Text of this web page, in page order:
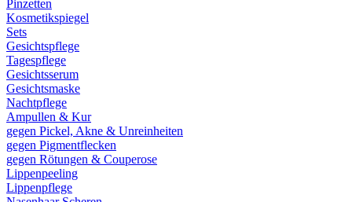
Pinzetten
Kosmetikspiegel
Sets
Gesichtspflege
Tagespflege
Gesichtsserum
Gesichtsmaske
Nachtpflege
Ampullen & Kur
gegen Pickel, Akne & Unreinheiten
gegen Pigmentflecken
gegen Rötungen & Couperose
Lippenpeeling
Lippenpflege